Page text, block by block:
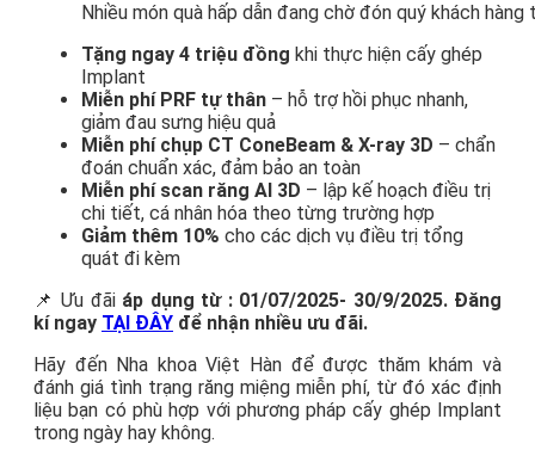
Nhiều món quà hấp dẫn đang chờ đón quý khách hàng
Tặng ngay 4 triệu đồng khi thực hiện cấy ghép
Implant
Miễn phí PRF tự thân – hỗ trợ hồi phục nhanh,
giảm đau sưng hiệu quả
Miễn phí chụp CT ConeBeam & X-ray 3D – chẩn
đoán chuẩn xác, đảm bảo an toàn
Miễn phí scan răng AI 3D – lập kế hoạch điều trị
chi tiết, cá nhân hóa theo từng trường hợp
Giảm thêm 10% cho các dịch vụ điều trị tổng
quát đi kèm
📌 Ưu đãi áp dụng từ : 01/07/2025- 30/9/2025. Đăng
kí ngay TẠI ĐÂY để nhận nhiều ưu đãi.
Hãy đến Nha khoa Việt Hàn để được thăm khám và
đánh giá tình trạng răng miệng miễn phí, từ đó xác định
liệu bạn có phù hợp với phương pháp cấy ghép Implant
trong ngày hay không.